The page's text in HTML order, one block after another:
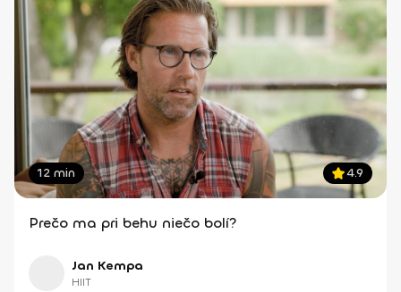
12 min 4.9
Prečo ma pri behu niečo bolí?
Jan Kempa
HIIT